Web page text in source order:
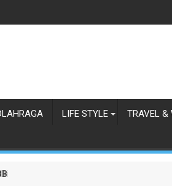
LIFE STYLE TRAVEL &
Ajak Orang Batak Menyikapi
dalam Penyelesaian BLBI